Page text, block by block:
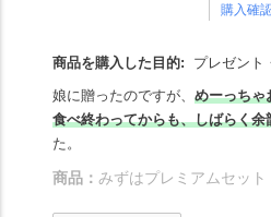
購入確
商品を購入した目的:
プレゼント
娘に贈ったのですが、 めーっちゃ
食べ終わってからも、しばらく余
た。
商品： みずはプレミアムセット